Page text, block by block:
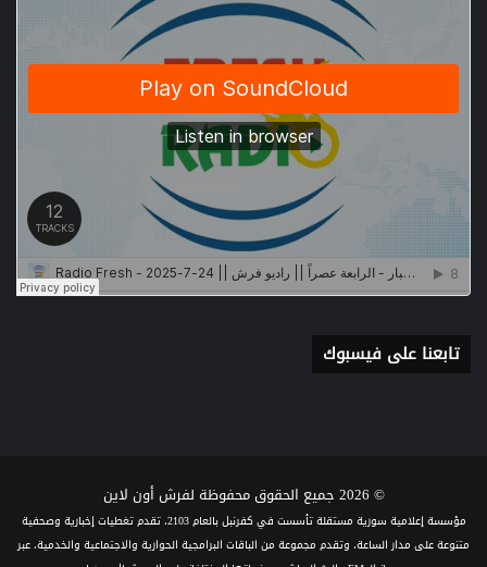
تابعنا على فيسبوك
© 2026 جميع الحقوق محفوظة لفرش أون لاين
مؤسسة إعلامية سورية مستقلة تأسست في كفرنبل بالعام 2103، تقدم تغطيات إخبارية وصحفية
متنوعة على مدار الساعة، وتقدم مجموعة من الباقات البرامجية الحوارية والاجتماعية والخدمية، عبر